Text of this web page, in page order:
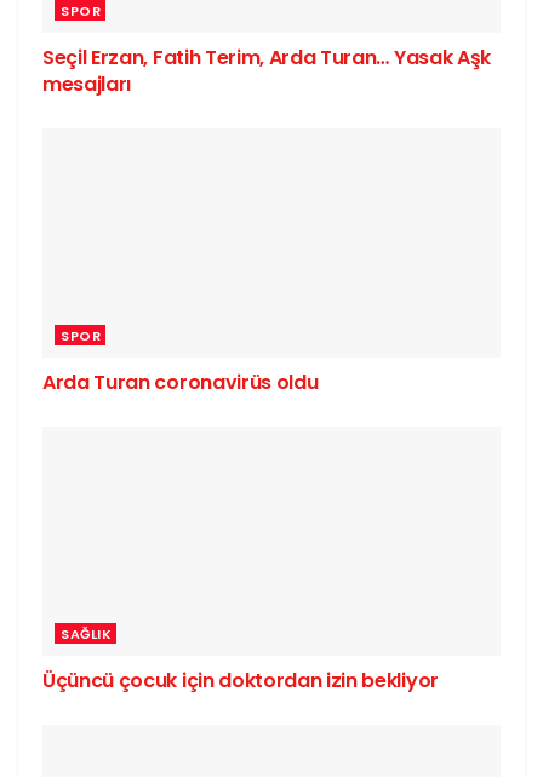
SPOR
Seçil Erzan, Fatih Terim, Arda Turan… Yasak Aşk
mesajları
SPOR
Arda Turan coronavirüs oldu
SAĞLIK
Üçüncü çocuk için doktordan izin bekliyor